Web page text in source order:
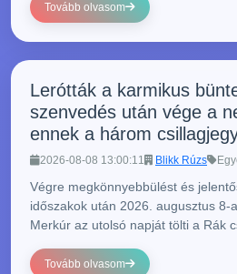
Tovább olvasom
Lerótták a karmikus
szenvedés után vége a
ennek a három
2026-08-08 13:00:11 Blikk Rúzs
Végre megkönnyebbülést és
időszakok után 2026. augusztus 8-
Merkúr az utolsó napját tölti a Rák
Tovább olvasom